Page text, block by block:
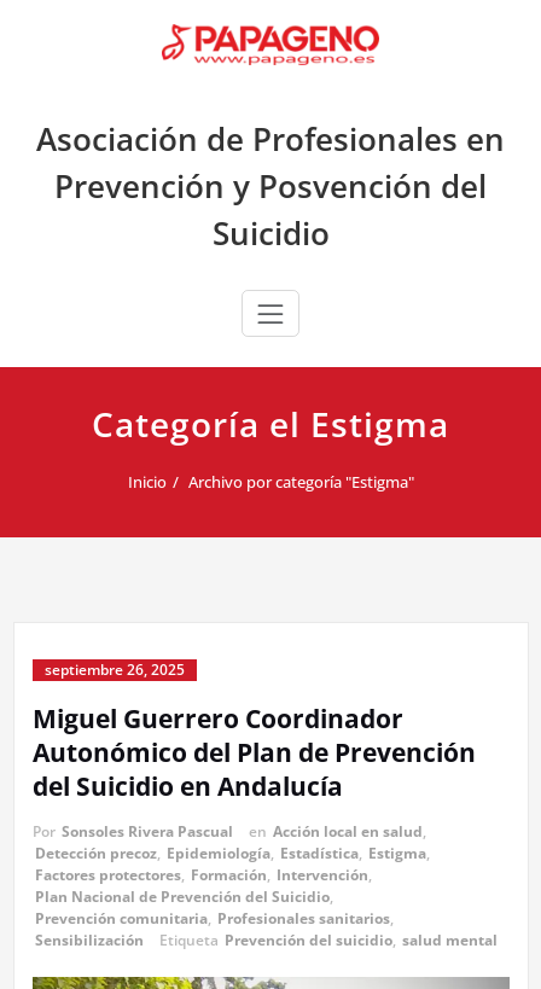
Asociación de Profesionales en
Prevención y Posvención del
Suicidio
Categoría el Estigma
Inicio Archivo por categoría "Estigma"
septiembre 26, 2025
Miguel Guerrero Coordinador
Autonómico del Plan de Prevención
del Suicidio en Andalucía
Por Sonsoles Rivera Pascual en Acción local en salud,
Detección precoz, Epidemiología, Estadística, Estigma,
Factores protectores, Formación, Intervención,
Plan Nacional de Prevención del Suicidio,
Prevención comunitaria, Profesionales sanitarios,
Sensibilización
Etiqueta Prevención del suicidio, salud mental